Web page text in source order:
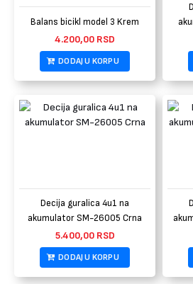
Balans bicikl model 3 Krem
4.200,00 RSD
DODAJ U KORPU
Decija guralica 4u1 na
akumulator SM-26005 Crna
5.400,00 RSD
DODAJ U KORPU